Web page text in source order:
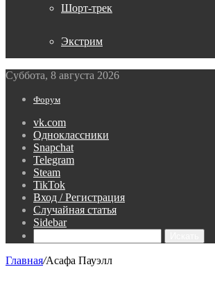
Шорт-трек
Экстрим
Суббота, 8 августа 2026
Форум
vk.com
Одноклассники
Snapchat
Telegram
Steam
TikTok
Вход / Регистрация
Случайная статья
Sidebar
Главная/Асафа Пауэлл